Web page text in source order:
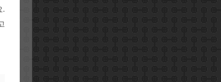
.